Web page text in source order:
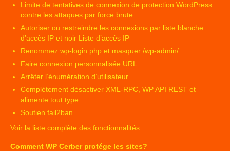
Limite de tentatives de connexion de protection WordPress
contre les attaques par force brute
Autoriser ou restreindre les connexions par liste blanche
d’accès IP et noir Liste d’accès IP
Renommez wp-login.php et masquer /wp-admin/
Faire connexion personnalisée URL
Arrêter l’énumération d’utilisateur
Complètement désactiver XML-RPC, WP API REST et
alimente tout type
Soutien fail2ban
Voir la liste complète des fonctionnalités
Comment WP Cerber protége les sites?